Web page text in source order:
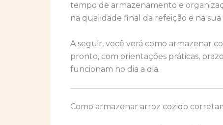
tempo de armazenamento e
na qualidade final da refeição e na sua
A seguir, você verá como armazenar
pronto, com orientações práticas,
funcionam no dia a dia.
Como armazenar arroz cozido